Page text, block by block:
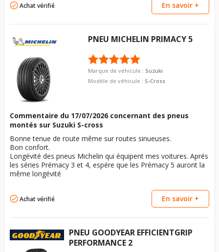
Achat vérifié En savoir +
PNEU MICHELIN PRIMACY 5
Marque de véhicule : Suzuki
Modèle de véhicule : S-Cross
Commentaire du 17/07/2026 concernant des pneus
montés sur Suzuki S-cross
Bonne tenue de route même sur routes sinueuses.
Bon confort.
Longévité des pneus Michelin qui équipent mes voitures. Aprés
les séries Prémacy 3 et 4, espére que les Prémacy 5 auront la
même longévité
Achat vérifié En savoir +
PNEU GOODYEAR EFFICIENTGRIP
PERFORMANCE 2